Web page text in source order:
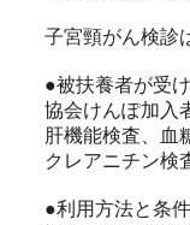
子宮頸がん検診
●被扶養者が受
協会けんぽ加入
肝機能検査、血
クレアニチン検
●利用方法と条件